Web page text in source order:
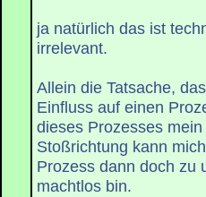
ja natürlich das ist
irrelevant.
Allein die Tatsache,
Einfluss auf einen
dieses Prozesses
Stoßrichtung kann
Prozess dann doch zu
machtlos bin.